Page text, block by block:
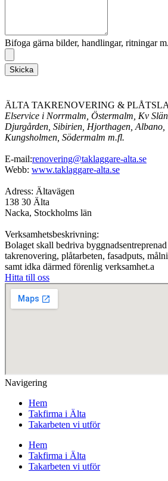
Bifoga gärna bilder, handlingar, ritningar
Skicka
ÄLTA TAKRENOVERING &
Elservice i Norrmalm, Östermalm, Kv
Djurgården, Sibirien, Hjorthagen, Albano,
Kungsholmen, Södermalm m.fl.
E-mail:renovering@taklaggare-alta.se
Webb: www.taklaggare-alta.se
Adress: Ältavägen
138 30 Älta
Nacka, Stockholms län
Verksamhetsbeskrivning:
Bolaget skall bedriva
takrenovering, plåtarbeten, fasadputs,
samt idka därmed förenlig verksamhet.a
Hitta till oss
Navigering
Hem
Takfirma i Älta
Takarbeten vi utför
Hem
Takfirma i Älta
Takarbeten vi utför